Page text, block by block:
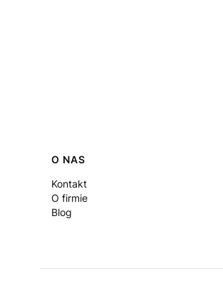
Linki w stopce
O NAS
Kontakt
O firmie
Blog